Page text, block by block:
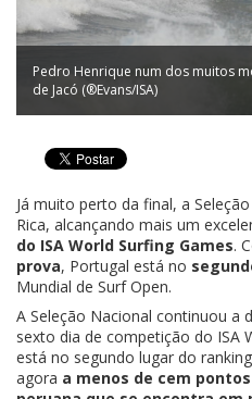
Pedro Henrique num dos muitos
de Jacó (®Evans/ISA)
Já muito perto da final, a
Rica, alcançando mais um
do ISA World Surfing Games.
prova, Portugal está no
Mundial de Surf Open.
A Seleção Nacional continuou a
sexto dia de competição do ISA
está no segundo lugar do
agora a menos de cem